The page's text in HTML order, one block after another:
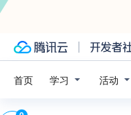
首页 学习 活动